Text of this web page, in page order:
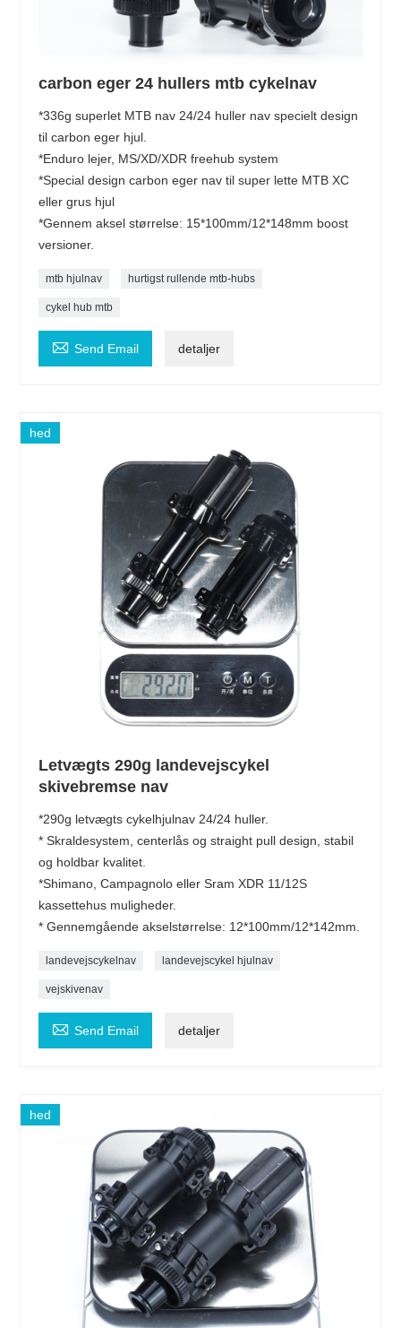
carbon eger 24 hullers mtb cykelnav
*336g superlet MTB nav 24/24 huller nav specielt design
til carbon eger hjul.
*Enduro lejer, MS/XD/XDR freehub system
*Special design carbon eger nav til super lette MTB XC
eller grus hjul
*Gennem aksel størrelse: 15*100mm/12*148mm boost
versioner.
mtb hjulnav hurtigst rullende mtb-hubs
cykel hub mtb
 Send Email detaljer
hed
Letvægts 290g landevejscykel
skivebremse nav
*290g letvægts cykelhjulnav 24/24 huller.
* Skraldesystem, centerlås og straight pull design, stabil
og holdbar kvalitet.
*Shimano, Campagnolo eller Sram XDR 11/12S
kassettehus muligheder.
* Gennemgående akselstørrelse: 12*100mm/12*142mm.
landevejscykelnav landevejscykel hjulnav
vejskivenav
 Send Email detaljer
hed